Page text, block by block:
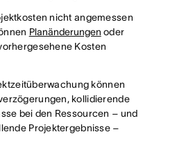
nicht angemessen
Planänderungen oder
Kosten
können
kollidierende
bei den Ressourcen – und
Projektergebnisse –